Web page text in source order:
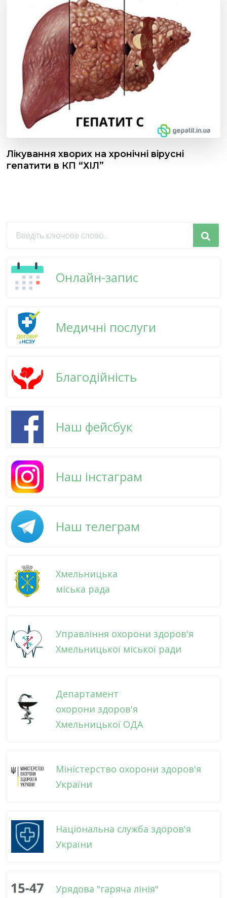
Лікування хворих на хронічні вірусні
гепатити в КП “ХІЛ”
щось?
Онлайн-запис
Медичні послуги
Благодійність
Наш фейсбук
Наш інстаграм
Наш телеграм
Хмельницька
міська рада
Управління охорони здоров'я
Хмельницької міської ради
Департамент
охорони здоров'я
Хмельницької ОДА
Міністерство охорони здоров'я
України
Національна служба здоров'я
України
Урядова "гаряча лінія"